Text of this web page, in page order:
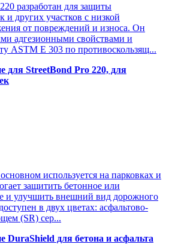
разработан для защиты
и других участков с низкой
от повреждений и износа. Он
адгезионными свойствами и
ASTM E 303 по противоскользящ...
для StreetBond Pro 220, для
используется на парковках и
защитить бетонное или
и улучшить внешний вид дорожного
в двух цветах: асфальтово-
(SR) сер...
DuraShield для бетона и асфальта